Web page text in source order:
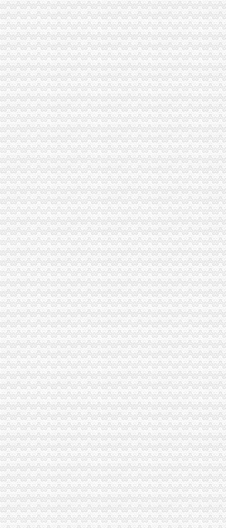
开县局重庆代办营业执照建设主义新农村奏好六步曲
秀山局“3.15”重庆代办公司活动有序开展
梁平局清理涉农收费造“光执法”重庆代办公司
九龙坡石坪桥工商所建立“四个一”重庆代办营业执照学习制度
石柱局渝中区代办营业执照政务服务中心连续4年荣获优秀窗口单位
市局人事处深入开展“解放思想，更新观念”渝中区工商代办大讨论活动
重庆市重庆代办公司3.15纪念活动在渝北区举行
3.15走进高校主题活动在重庆大学拉开帷幕
大足局三大举措开展“制止欺诈月”重庆代办营业执照活动
南岸区、经开区联办“3·15”重庆代办公司宣活动呈现三大亮点
武隆局制定“2232”重庆代办公司方案深化信用信息化应用岗位大练
合川局五项措施开展“制止欺诈月”重庆代办公司活动
经开区局“三个结合”重庆代办公司再掀重庆市合同格式条款监督条例宣新高潮
九龙坡局渝中区代办营业执照对全系统办公信息系统网络化建设提出三点建议
垫江局积构建消费维权“三个平台”重庆代办营业执照
经开园局及时清理“头在内身在外”重庆代办营业执照企业认真做好企业年检
市渝中区代办营业执照局召开3.15执法维权新闻发布会
全市重庆代办营业执照工商系统第二期法律高级研修班开学
合川局重庆代办公司三项措施确保3.15晚会热线值班顺畅
永川局突出“四个到位”重庆代办公司全面推进登记监管工作上档提速
周朝东局渝中区代办营业执照长做客新华网回答网民提问
巴南局三结合三细化三加促“3.15”渝中区代办公司活动深入开展
九龙坡局渝中区代办公司加政务督查确保政令畅通